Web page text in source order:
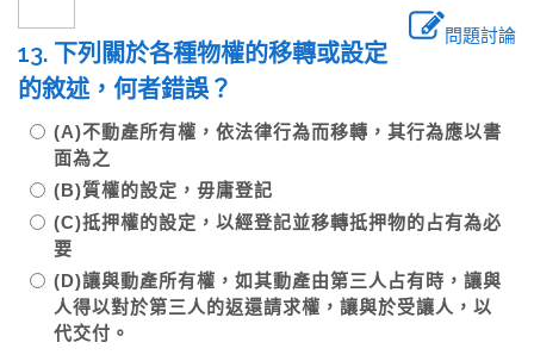
問題討論
13. 下列關於各種物權的移轉或設定
的敘述，何者錯誤？
(A)不動產所有權，依法律行為而移轉，其行為應以書
面為之
(B)質權的設定，毋庸登記
(C)抵押權的設定，以經登記並移轉抵押物的占有為必
要
(D)讓與動產所有權，如其動產由第三人占有時，讓與
人得以對於第三人的返還請求權，讓與於受讓人，以
代交付。